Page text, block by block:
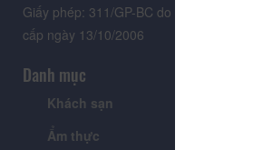
Giấy phép: 311/GP-BC do Cục Báo chí
cấp ngày 13/10/2006
Danh mục
Khách sạn
Ẩm thực